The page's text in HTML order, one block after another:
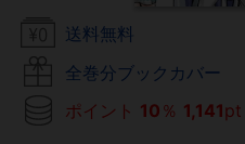
送料無料
全巻分ブックカバー
ポイント 10 ％ 1,141pt